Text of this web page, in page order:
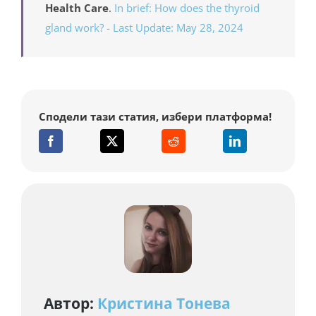
Health Care. In brief: How does the thyroid
gland work? - Last Update: May 28, 2024
Сподели тази статия, избери платформа!
Автор: Кристина Тонева